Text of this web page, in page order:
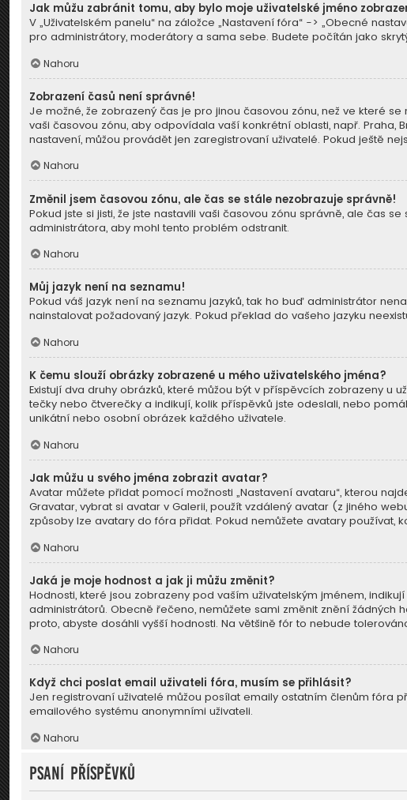
Jak můžu zabránit tomu, aby bylo moje uživatelské jméno
V „Uživatelském panelu“ na záložce „Nastavení fóra“ -> „Obecné
pro administrátory, moderátory a sama sebe. Budete počítán jako
Nahoru
Zobrazení časů není správné!
Je možné, že zobrazený čas je pro jinou časovou zónu, než ve které
vaši časovou zónu, aby odpovídala vaší konkrétní oblasti, např. Praha,
nastavení, můžou provádět jen zaregistrovaní uživatelé. Pokud ještě
Nahoru
Změnil jsem časovou zónu, ale čas se stále nezobrazuje správně!
Pokud jste si jisti, že jste nastavili vaši časovou zónu správně, ale čas
administrátora, aby mohl tento problém odstranit.
Nahoru
Můj jazyk není na seznamu!
Pokud váš jazyk není na seznamu jazyků, tak ho buď administrátor
nainstalovat požadovaný jazyk. Pokud překlad do vašeho jazyku
Nahoru
K čemu slouží obrázky zobrazené u mého uživatelského jména?
Existují dva druhy obrázků, které můžou být v příspěvcích zobrazeny
tečky nebo čtverečky a indikují, kolik příspěvků jste odeslali, nebo
unikátní nebo osobní obrázek každého uživatele.
Nahoru
Jak můžu u svého jména zobrazit avatar?
Avatar můžete přidat pomocí možnosti „Nastavení avataru“, kterou
Gravatar, vybrat si avatar v Galerii, použít vzdálený avatar (z jiného
způsoby lze avatary do fóra přidat. Pokud nemůžete avatary používat,
Nahoru
Jaká je moje hodnost a jak ji můžu změnit?
Hodnosti, které jsou zobrazeny pod vaším uživatelským jménem,
administrátorů. Obecně řečeno, nemůžete sami změnit znění žádných
proto, abyste dosáhli vyšší hodnosti. Na většině fór to nebude
Nahoru
Když chci poslat email uživateli fóra, musím se přihlásit?
Jen registrovaní uživatelé můžou posílat emaily ostatním členům fóra
emailového systému anonymními uživateli.
Nahoru
Psaní příspěvků